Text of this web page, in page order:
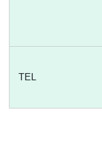
TEL